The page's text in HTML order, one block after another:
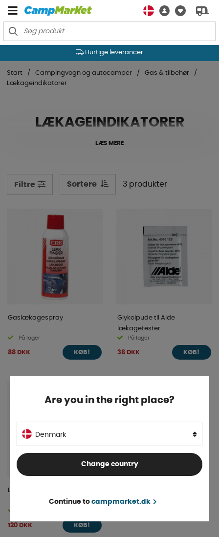
Hurtige leverancer
Start Campingvogn og autocamper
Gas & tilbehør
Lækageindikatorer
LÆKAGEINDIKATORER
LÆS MERE
Filtre Sortere 3 produkter
Gaslækagespray
På lager
88 DKK KØB!
Glykolpude til Alde
lækagetester.
På lager
36 DKK KØB!
Lækagedetektor 500 ml
120 DKK KØB!
Are you in the right place?
Denmark
Change country
Continue to campmarket.dk